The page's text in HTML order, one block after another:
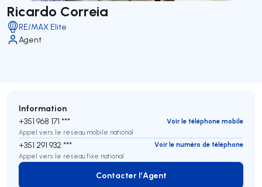
Ricardo Correia
RE/MAX Elite
Agent
Information
+351 968 171 ***
Voir le téléphone mobile
Appel vers le réseau mobile national
+351 291 932 ***
Voir le numéro de téléphone
Appel vers le réseau fixe national
Contacter l’Agent
Contacter l’Agent